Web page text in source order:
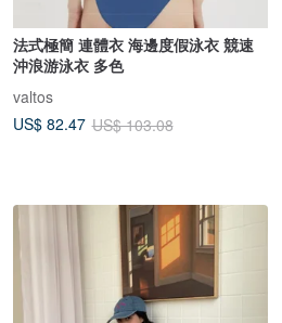
法式極簡 連體衣 海邊度假泳衣 競速
沖浪游泳衣 多色
valtos
US$ 82.47 US$ 103.08